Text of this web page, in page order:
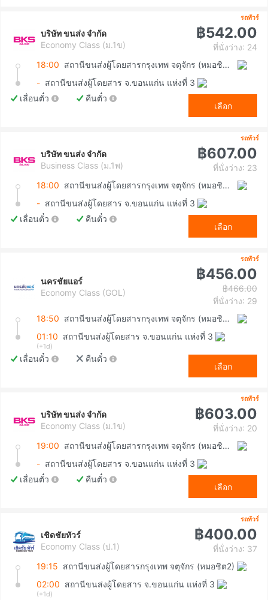
รถทัวร์
บริษัท ขนส่ง จำกัด
Economy Class (ม.1ข)
฿542.00
ที่นั่งว่าง: 24
18:00
สถานีขนส่งผู้โดยสารกรุงเทพ จตุจักร (หมอชิต2)
- สถานีขนส่งผู้โดยสาร จ.ขอนแก่น แห่งที่ 3
เลื่อนตั๋ว
คืนตั๋ว
เลือก
รถทัวร์
บริษัท ขนส่ง จำกัด
Business Class (ม.1พ)
฿607.00
ที่นั่งว่าง: 23
18:00
สถานีขนส่งผู้โดยสารกรุงเทพ จตุจักร (หมอชิต2)
- สถานีขนส่งผู้โดยสาร จ.ขอนแก่น แห่งที่ 3
เลื่อนตั๋ว
คืนตั๋ว
เลือก
รถทัวร์
นครชัยแอร์
Economy Class (GOL)
฿456.00
฿466.00
ที่นั่งว่าง: 29
18:50
สถานีขนส่งผู้โดยสารกรุงเทพ จตุจักร (หมอชิต2)
01:10 สถานีขนส่งผู้โดยสาร จ.ขอนแก่น แห่งที่ 3
(+1d)
เลื่อนตั๋ว คืนตั๋ว
เลือก
รถทัวร์
บริษัท ขนส่ง จำกัด
Economy Class (ม.1ข)
฿603.00
ที่นั่งว่าง: 20
19:00
สถานีขนส่งผู้โดยสารกรุงเทพ จตุจักร (หมอชิต2)
- สถานีขนส่งผู้โดยสาร จ.ขอนแก่น แห่งที่ 3
เลื่อนตั๋ว
คืนตั๋ว
เลือก
รถทัวร์
เชิดชัยทัวร์
Economy Class (ป.1)
฿400.00
ที่นั่งว่าง: 37
19:15 สถานีขนส่งผู้โดยสารกรุงเทพ จตุจักร (หมอชิต2)
02:00 สถานีขนส่งผู้โดยสาร จ.ขอนแก่น แห่งที่ 3
(+1d)